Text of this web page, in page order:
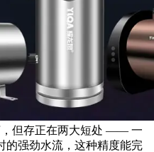
，但存正在两大短处 —— 一
的强劲水流，这种精度能完